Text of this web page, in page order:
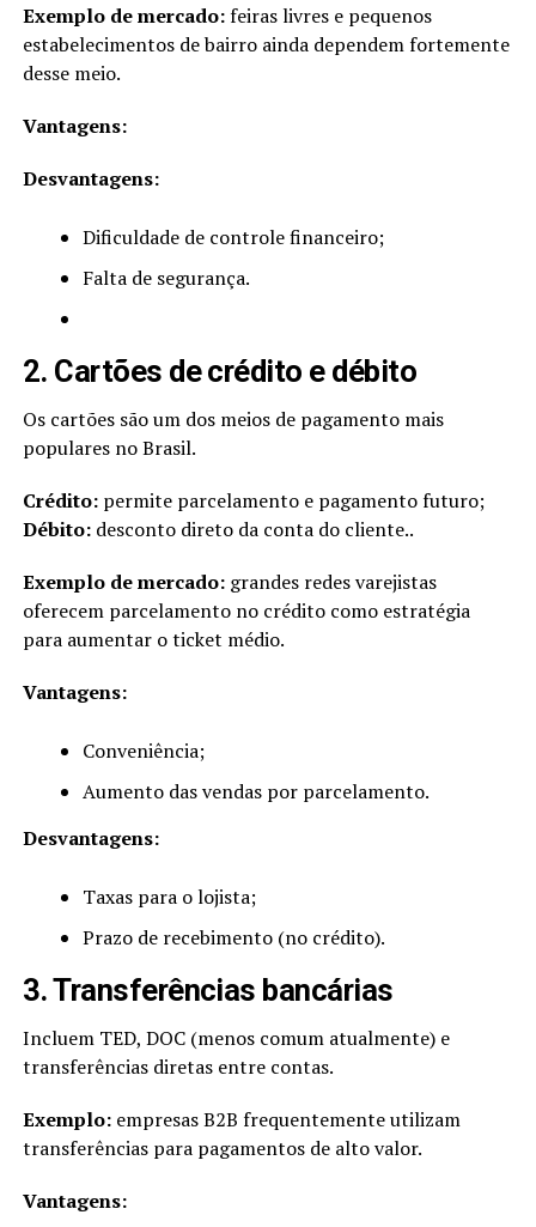
Exemplo de mercado:feiras livres e pequenos
estabelecimentos de bairro ainda dependem fortemente
desse meio.
Vantagens:
Desvantagens:
Dificuldade de controle financeiro;
Falta de segurança.
2. Cartões de crédito e débito
Os cartões são um dos meios de pagamento mais
populares no Brasil.
Crédito:permite parcelamento e pagamento futuro;
Débito:desconto direto da conta do cliente..
Exemplo de mercado:grandes redes varejistas
oferecem parcelamento no crédito como estratégia
para aumentar o ticket médio.
Vantagens:
Conveniência;
Aumento das vendas por parcelamento.
Desvantagens:
Taxas para o lojista;
Prazo de recebimento (no crédito).
3. Transferências bancárias
Incluem TED, DOC (menos comum atualmente) e
transferências diretas entre contas.
Exemplo:empresas B2B frequentemente utilizam
transferências para pagamentos de alto valor.
Vantagens: